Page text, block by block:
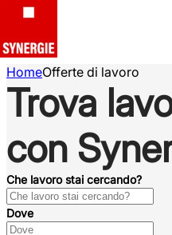
HomeOfferte di lavoro
Trova
con
Che lavoro stai cercando?
Dove